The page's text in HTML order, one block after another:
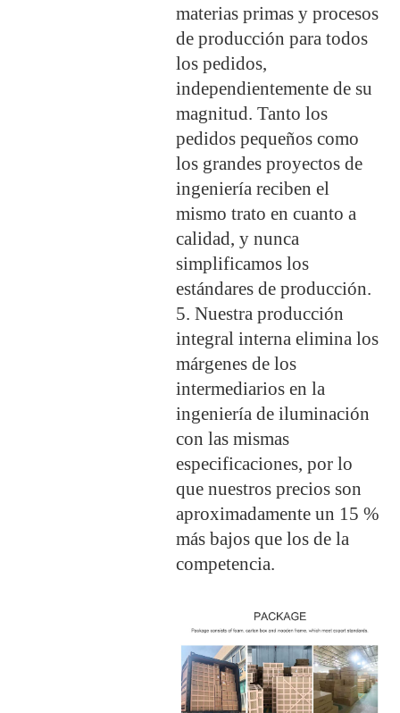
materias primas y procesos
de producción para todos
los pedidos,
independientemente de su
magnitud. Tanto los
pedidos pequeños como
los grandes proyectos de
ingeniería reciben el
mismo trato en cuanto a
calidad, y nunca
simplificamos los
estándares de producción.
5. Nuestra producción
integral interna elimina los
márgenes de los
intermediarios en la
ingeniería de iluminación
con las mismas
especificaciones, por lo
que nuestros precios son
aproximadamente un 15 %
más bajos que los de la
competencia.